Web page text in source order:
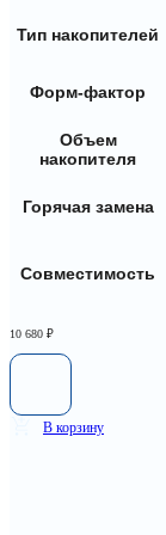
Тип накопителей
Форм-фактор
Объем
накопителя
Горячая замена
Совместимость
10 680 ₽
В корзину